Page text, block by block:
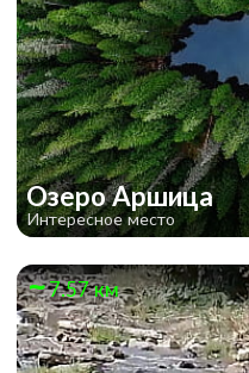
Озеро Аршица
Интересное место
7.57 км